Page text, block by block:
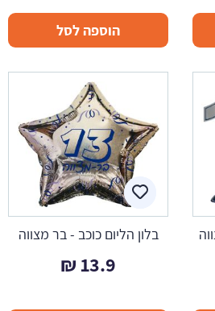
הוספה לסל
בלון הליום כוכב - בר מצווה
13.9
₪